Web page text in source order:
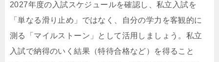
2027年度の入試スケジュールを確認し、私立入試を
「単なる滑り止め」ではなく、自分の学力を客観的に
測る「マイルストーン」として活用しましょう。私立
入試で納得のいく結果（特待合格など）を得ること